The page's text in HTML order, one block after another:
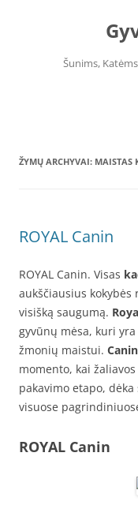
Šunims,
ŽYMŲ ARCHYVAI: MAISTAS
ROYAL Canin
ROYAL Canin. Visas
aukščiausius
visišką saugumą.
gyvūnų mėsa, kuri
žmonių maistui. Canin
momento, kai
pakavimo etapo,
visuose
ROYAL Canin